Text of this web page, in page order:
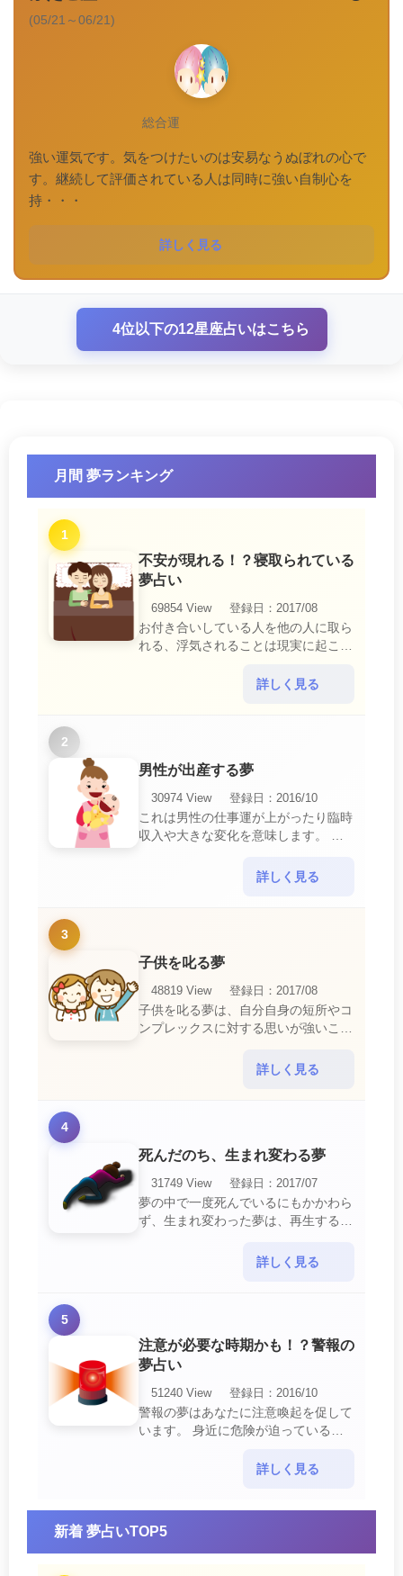
(05/21～06/21)
総合運
強い運気です。気をつけたいのは安易なうぬぼれの心で
す。継続して評価されている人は同時に強い自制心を
持・・・
詳しく見る
4位以下の12星座占いはこちら
月間 夢ランキング
1
不安が現れる！？寝取られている
夢占い
69854 View
登録日：2017/08
お付き合いしている人を他の人に取ら
れる、浮気されることは現実に起こる
いにおいて、『寝取られている』夢
詳しく見る
2
男性が出産する夢
30974 View
登録日：2016/10
これは男性の仕事運が上がったり臨時
収入や大きな変化を意味します。 喜
ればあり得ない事が起きるのでビック
詳しく見る
3
子供を叱る夢
48819 View
登録日：2017/08
子供を叱る夢は、自分自身の短所やコ
ンプレックスに対する思いが強いこと
短所やコンプレックスを的確に認識し
詳しく見る
4
死んだのち、生まれ変わる夢
31749 View
登録日：2017/07
夢の中で一度死んでいるにもかかわら
ず、生まれ変わった夢は、再生する夢
あなたに関するすべての運気が上昇し
詳しく見る
5
注意が必要な時期かも！？警報の
夢占い
51240 View
登録日：2016/10
警報の夢はあなたに注意喚起を促して
います。 身近に危険が迫っている暗
て危機を回避する事が必要です。 ま
詳しく見る
新着 夢占いTOP5